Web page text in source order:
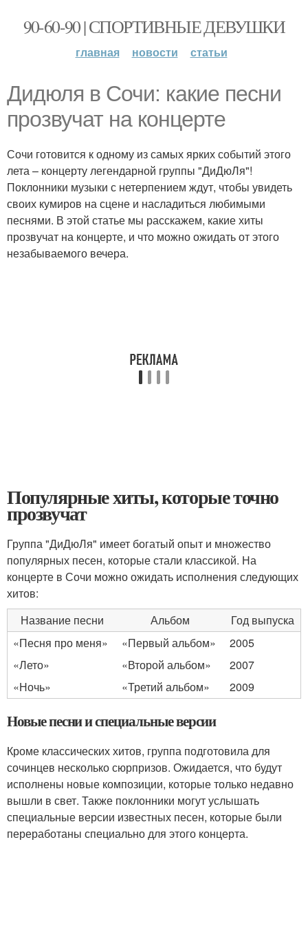
90-60-90 | СПОРТИВНЫЕ ДЕВУШКИ
главная новости статьи
Дидюля в Сочи: какие песни
прозвучат на концерте
Сочи готовится к одному из самых ярких событий этого
лета – концерту легендарной группы "ДиДюЛя"!
Поклонники музыки с нетерпением ждут, чтобы увидеть
своих кумиров на сцене и насладиться любимыми
песнями. В этой статье мы расскажем, какие хиты
прозвучат на концерте, и что можно ожидать от этого
незабываемого вечера.
Популярные хиты, которые точно
прозвучат
Группа "ДиДюЛя" имеет богатый опыт и множество
популярных песен, которые стали классикой. На
концерте в Сочи можно ожидать исполнения следующих
хитов:
Название песни
Альбом
Год выпуска
«Песня про меня»
«Первый альбом»
2005
«Лето»
«Второй альбом»
2007
«Ночь»
«Третий альбом» 2009
Новые песни и специальные версии
Кроме классических хитов, группа подготовила для
сочинцев несколько сюрпризов. Ожидается, что будут
исполнены новые композиции, которые только недавно
вышли в свет. Также поклонники могут услышать
специальные версии известных песен, которые были
переработаны специально для этого концерта.